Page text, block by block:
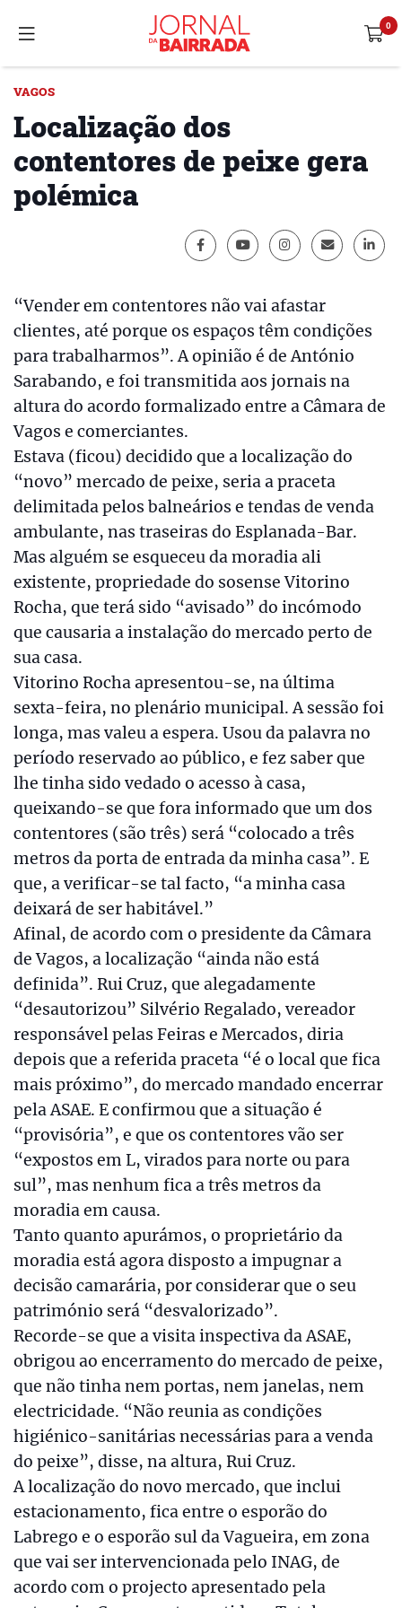
VAGOS
Localização dos
contentores de peixe gera
polémica
“Vender em contentores não vai afastar
clientes, até porque os espaços têm condições
para trabalharmos”. A opinião é de António
Sarabando, e foi transmitida aos jornais na
altura do acordo formalizado entre a Câmara de
Vagos e comerciantes.
Estava (ficou) decidido que a localização do
“novo” mercado de peixe, seria a praceta
delimitada pelos balneários e tendas de venda
ambulante, nas traseiras do Esplanada-Bar.
Mas alguém se esqueceu da moradia ali
existente, propriedade do sosense Vitorino
Rocha, que terá sido “avisado” do incómodo
que causaria a instalação do mercado perto de
sua casa.
Vitorino Rocha apresentou-se, na última
sexta-feira, no plenário municipal. A sessão foi
longa, mas valeu a espera. Usou da palavra no
período reservado ao público, e fez saber que
lhe tinha sido vedado o acesso à casa,
queixando-se que fora informado que um dos
contentores (são três) será “colocado a três
metros da porta de entrada da minha casa”. E
que, a verificar-se tal facto, “a minha casa
deixará de ser habitável.”
Afinal, de acordo com o presidente da Câmara
de Vagos, a localização “ainda não está
definida”. Rui Cruz, que alegadamente
“desautorizou” Silvério Regalado, vereador
responsável pelas Feiras e Mercados, diria
depois que a referida praceta “é o local que fica
mais próximo”, do mercado mandado encerrar
pela ASAE. E confirmou que a situação é
“provisória”, e que os contentores vão ser
“expostos em L, virados para norte ou para
sul”, mas nenhum fica a três metros da
moradia em causa.
Tanto quanto apurámos, o proprietário da
moradia está agora disposto a impugnar a
decisão camarária, por considerar que o seu
património será “desvalorizado”.
Recorde-se que a visita inspectiva da ASAE,
obrigou ao encerramento do mercado de peixe,
que não tinha nem portas, nem janelas, nem
electricidade. “Não reunia as condições
higiénico-sanitárias necessárias para a venda
do peixe”, disse, na altura, Rui Cruz.
A localização do novo mercado, que inclui
estacionamento, fica entre o esporão do
Labrego e o esporão sul da Vagueira, em zona
que vai ser intervencionada pelo INAG, de
acordo com o projecto apresentado pela